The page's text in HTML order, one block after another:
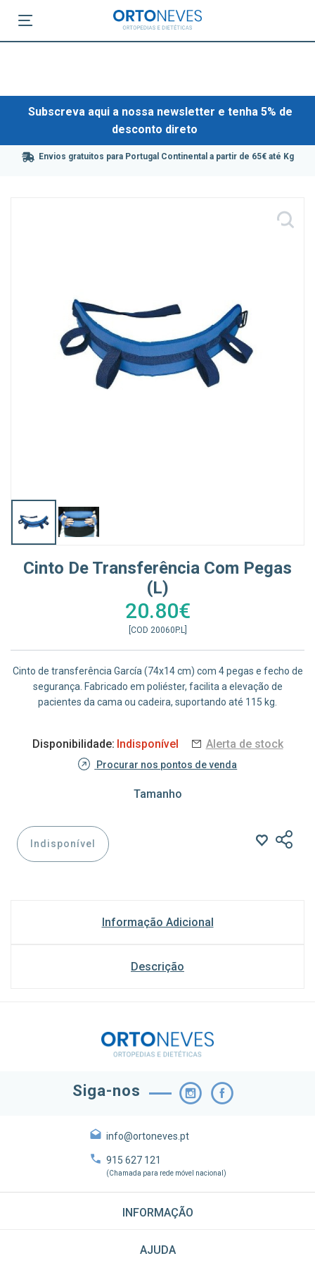
Subscreva aqui a nossa newsletter e tenha 5% de
desconto direto
Envios gratuitos para Portugal Continental a partir de 65€ até Kg
Cinto De Transferência Com Pegas
(L)
20.80€
[COD 20060P.L]
Cinto de transferência García (74x14 cm) com 4 pegas e fecho de
segurança. Fabricado em poliéster, facilita a elevação de
pacientes da cama ou cadeira, suportando até 115 kg.
Disponibilidade: Indisponível Alerta de stock
Procurar nos pontos de venda
Tamanho
Indisponível
Informação Adicional
Descrição
Siga-nos
info@ortoneves.pt
915 627 121
(Chamada para rede móvel nacional)
INFORMAÇÃO
AJUDA